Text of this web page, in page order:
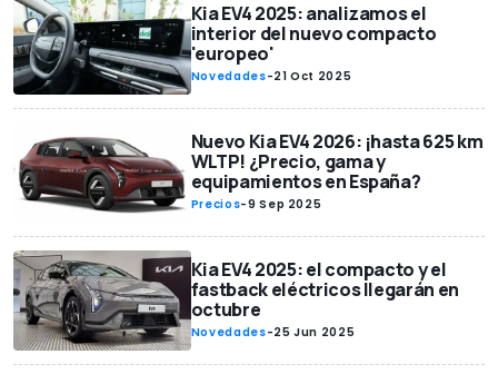
Kia EV4 2025: analizamos el
interior del nuevo compacto
'europeo'
Novedades-21 Oct 2025
Nuevo Kia EV4 2026: ¡hasta 625 km
WLTP! ¿Precio, gama y
equipamientos en España?
Precios-9 Sep 2025
Kia EV4 2025: el compacto y el
fastback eléctricos llegarán en
octubre
Novedades-25 Jun 2025